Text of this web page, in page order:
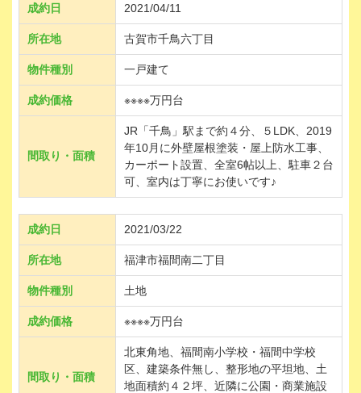
成約日 2021/04/11
所在地 古賀市千鳥六丁目
物件種別 一戸建て
成約価格 ※※※※万円台
間取り・面積
JR「千鳥」駅まで約４分、５LDK、2019
年10月に外壁屋根塗装・屋上防水工事、
カーポート設置、全室6帖以上、駐車２台
可、室内は丁寧にお使いです♪
成約日 2021/03/22
所在地 福津市福間南二丁目
物件種別 土地
成約価格 ※※※※万円台
間取り・面積
北東角地、福間南小学校・福間中学校
区、建築条件無し、整形地の平坦地、土
地面積約４２坪、近隣に公園・商業施設